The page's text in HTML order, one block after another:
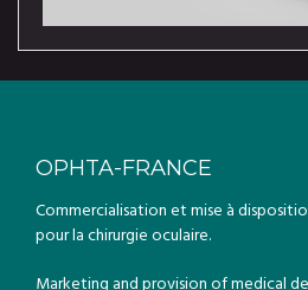
OPHTA-FRANCE
Commercialisation et mise à
pour la chirurgie oculaire.
Marketing and provision of medical